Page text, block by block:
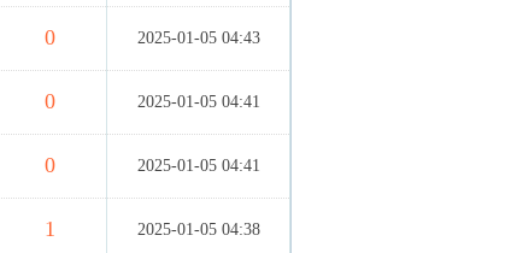
0 2025-01-05 04:43
0 2025-01-05 04:41
0 2025-01-05 04:41
1 2025-01-05 04:38